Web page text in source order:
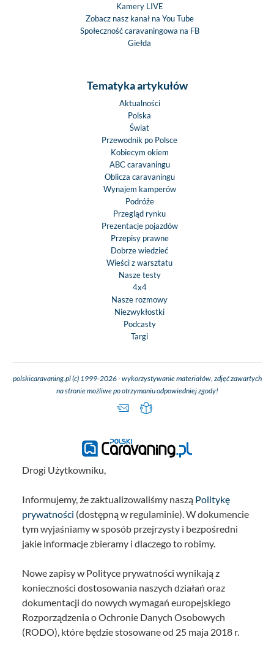
Kamery LIVE
Zobacz nasz kanał na You Tube
Społeczność caravaningowa na FB
Giełda
Tematyka artykułów
Aktualności
Polska
Świat
Przewodnik po Polsce
Kobiecym okiem
ABC caravaningu
Oblicza caravaningu
Wynajem kamperów
Podróże
Przegląd rynku
Prezentacje pojazdów
Przepisy prawne
Dobrze wiedzieć
Wieści z warsztatu
Nasze testy
4x4
Nasze rozmowy
Niezwykłostki
Podcasty
Targi
polskicaravaning.pl (c) 1999-2026 - wykorzystywanie materiałów, zdjęć zawartych
na stronie możliwe po otrzymaniu odpowiedniej zgody!
Drogi Użytkowniku,
Informujemy, że zaktualizowaliśmy naszą Politykę
prywatności (dostępną w regulaminie). W dokumencie
tym wyjaśniamy w sposób przejrzysty i bezpośredni
jakie informacje zbieramy i dlaczego to robimy.
Nowe zapisy w Polityce prywatności wynikają z
konieczności dostosowania naszych działań oraz
dokumentacji do nowych wymagań europejskiego
Rozporządzenia o Ochronie Danych Osobowych
(RODO), które będzie stosowane od 25 maja 2018 r.